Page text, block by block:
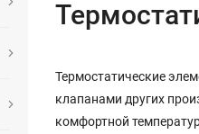
Термостатические
клапанами других
комфортной